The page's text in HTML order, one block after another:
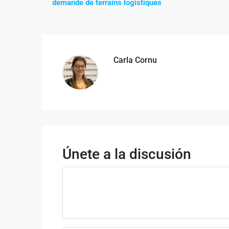
demande de terrains logistiques
Carla Cornu
Únete a la discusión